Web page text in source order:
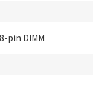
pin DIMM